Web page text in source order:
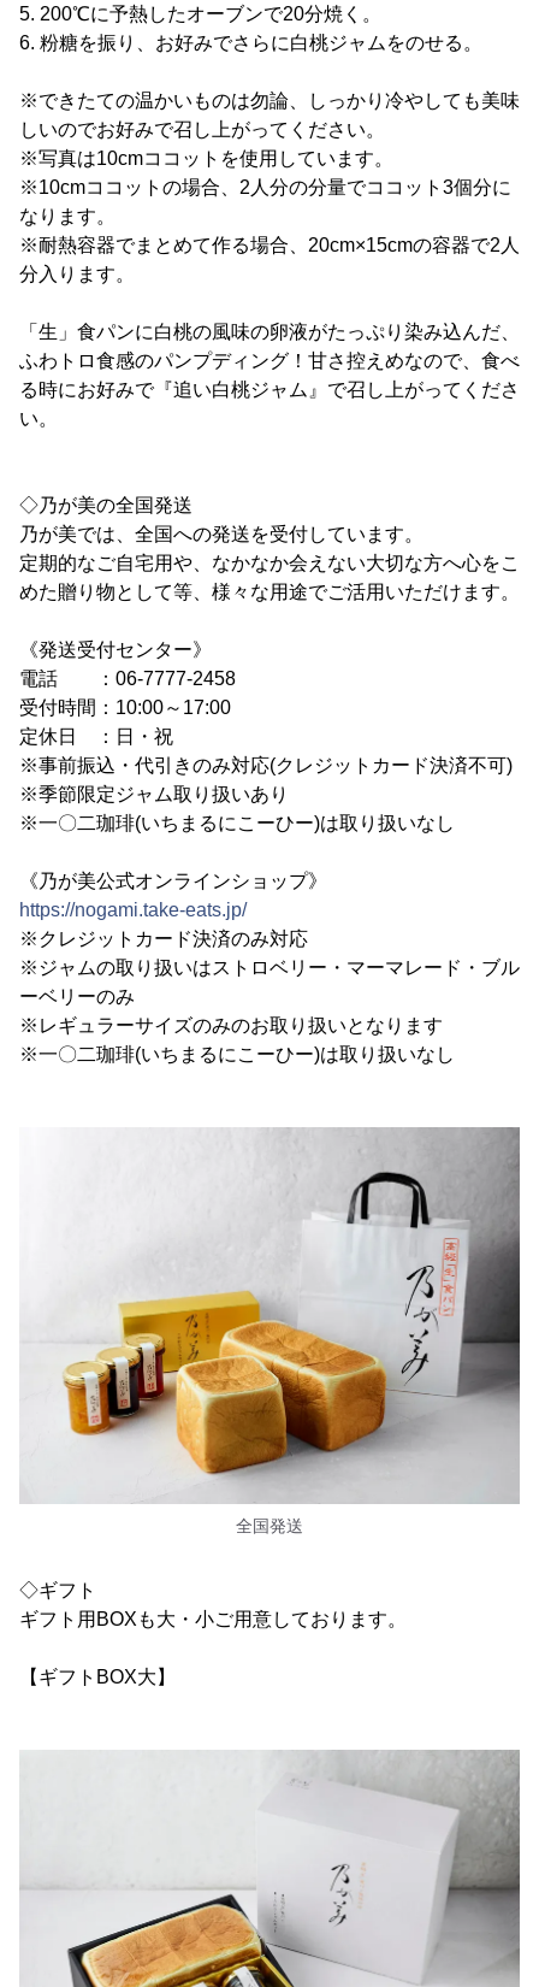
5. 200℃に予熱したオーブンで20分焼く。
6. 粉糖を振り、お好みでさらに白桃ジャムをのせる。
※できたての温かいものは勿論、しっかり冷やしても美味
しいのでお好みで召し上がってください。
※写真は10cmココットを使用しています。
※10cmココットの場合、2人分の分量でココット3個分に
なります。
※耐熱容器でまとめて作る場合、20cm×15cmの容器で2人
分入ります。
「生」食パンに白桃の風味の卵液がたっぷり染み込んだ、
ふわトロ食感のパンプディング！甘さ控えめなので、食べ
る時にお好みで『追い白桃ジャム』で召し上がってくださ
い。
◇乃が美の全国発送
乃が美では、全国への発送を受付しています。
定期的なご自宅用や、なかなか会えない大切な方へ心をこ
めた贈り物として等、様々な用途でご活用いただけます。
《発送受付センター》
電話 ：06-7777-2458
受付時間：10:00～17:00
定休日 ：日・祝
※事前振込・代引きのみ対応(クレジットカード決済不可)
※季節限定ジャム取り扱いあり
※一〇二珈琲(いちまるにこーひー)は取り扱いなし
《乃が美公式オンラインショップ》
https://nogami.take-eats.jp/
※クレジットカード決済のみ対応
※ジャムの取り扱いはストロベリー・マーマレード・ブル
ーベリーのみ
※レギュラーサイズのみのお取り扱いとなります
※一〇二珈琲(いちまるにこーひー)は取り扱いなし
全国発送
◇ギフト
ギフト用BOXも大・小ご用意しております。
【ギフトBOX大】